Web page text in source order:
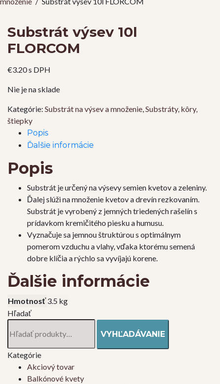
Substrát výsev 10l
FLORCOM
€3.20s DPH
Nie je na sklade
Kategórie: Substrát na výsev a množenie,Substráty, kôry,
štiepky
Popis
Ďalšie informácie
Popis
Substrát je určený na výsevy semien kvetov a zeleniny.
Ďalej slúži na množenie kvetov a drevín rezkovaním.
Substrát je vyrobený z jemných triedených rašelín s
prídavkom kremičitého piesku a humusu.
Vyznačuje sa jemnou štruktúrou s optimálnym
pomerom vzduchu a vlahy, vďaka ktorému semená
dobre klíčia a rýchlo sa vyvíjajú korene.
Ďalšie informácie
Hmotnosť3.5 kg
Hľadať
VYHĽADÁVANIE
Kategórie
Akciový tovar
Balkónové kvety